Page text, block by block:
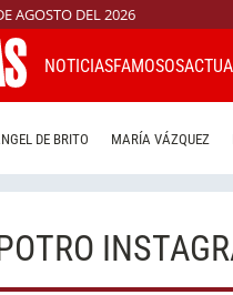
AGOSTO DEL 2026
NOTICIASFAMOSOS
DE BRITO MARÍA VÁZQUEZ